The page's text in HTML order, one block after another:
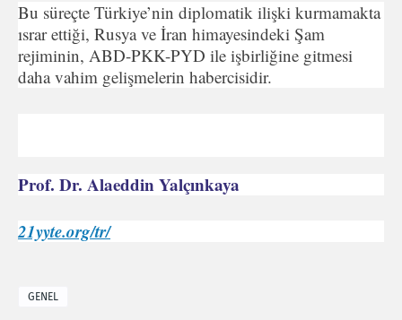
Bu süreçte Türkiye’nin diplomatik ilişki kurmamakta
ısrar ettiği, Rusya ve İran himayesindeki Şam
rejiminin, ABD-PKK-PYD ile işbirliğine gitmesi
daha vahim gelişmelerin habercisidir.
Prof. Dr. Alaeddin Yalçınkaya
21yyte.org/tr/
GENEL